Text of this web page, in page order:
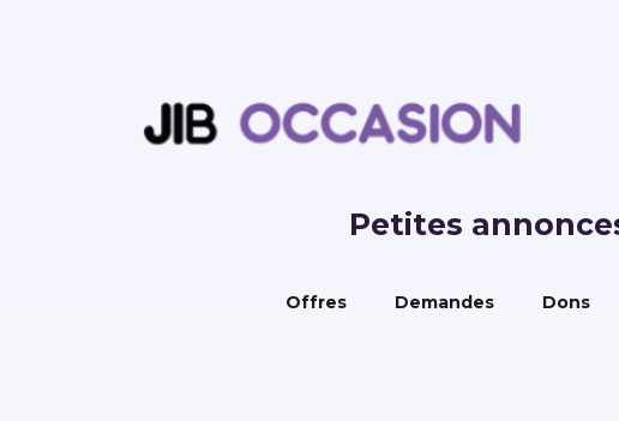
Petites
Offres Demandes Dons